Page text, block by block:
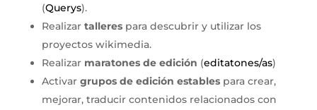
(Querys).
Realizar talleres para descubrir y utilizar los
proyectos wikimedia.
Realizar maratones de edición (editatones/as)
Activar grupos de edición estables para crear,
mejorar, traducir contenidos relacionados con